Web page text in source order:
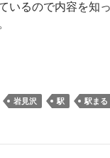
いるので内容を知
岩見沢 駅 駅まる